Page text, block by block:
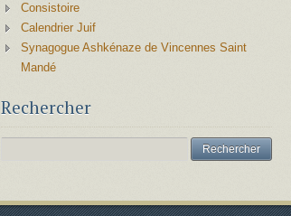
Consistoire
Calendrier Juif
Synagogue Ashkénaze de Vincennes Saint
Mandé
Rechercher